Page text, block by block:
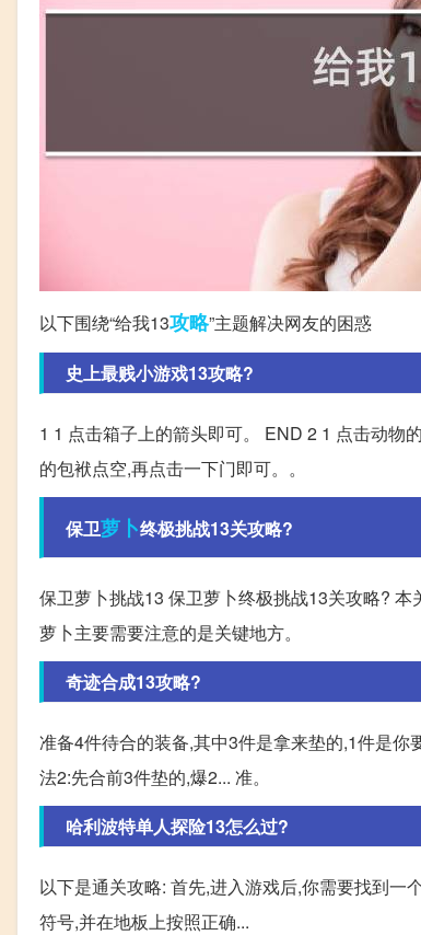
以下围绕“给我13攻略”主题解决网友的困惑
史上最贱小游戏13攻略?
1 1 点击箱子上的箭头即可。 END 2 1 点击动物
的包袱点空,再点击一下门即可。。
保卫萝卜终极挑战13关攻略?
保卫萝卜挑战13 保卫萝卜终极挑战13关攻略?
萝卜主要需要注意的是关键地方。
奇迹合成13攻略?
准备4件待合的装备,其中3件是拿来垫的,1件是
法2:先合前3件垫的,爆2... 准。
哈利波特单人探险13怎么过?
以下是通关攻略: 首先,进入游戏后,你需要找到一
符号,并在地板上按照正确...